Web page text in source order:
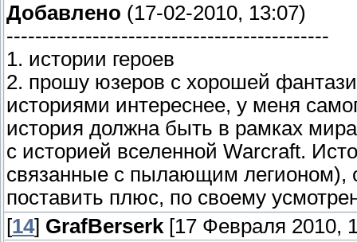
Добавлено (17-02-2010, 13:07)
---------------------------------------------
1. истории героев
2. прошу юзеров с хорошей
историями интереснее, у меня
история должна быть в рамках
с историей вселенной Warcraft.
связанные с пылающим легионом),
поставить плюс, по своему
[14] GrafBerserk [17 Февраля 2010,